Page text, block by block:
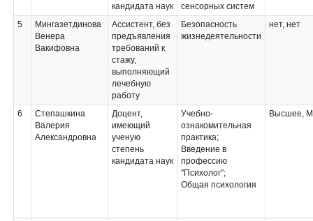
кандидата наук
сенсорных систем
5
Мингазетдинова
Венера
Вакифовна
Ассистент, без
предъявления
требований к
стажу,
выполняющий
лечебную
работу
Безопасность
жизнедеятельности
нет, нет
6
Степашкина
Валерия
Александровна
Доцент,
имеющий
ученую
степень
кандидата наук
Учебно-
ознакомительная
практика;
Введение в
профессию
"Психолог";
Общая психология
Высшее,